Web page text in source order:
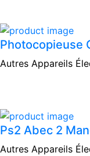
Photocopieuse
Autres Appareils
Ps2 Abec 2
Autres Appareils